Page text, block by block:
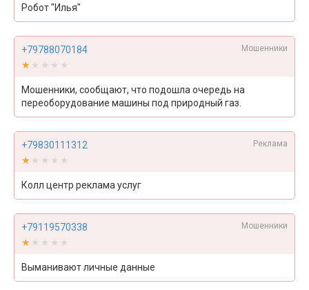
Робот "Илья"
+79788070184 Мошенники
★★★★★
★★★★★
Мошенники, сообщают, что подошла очередь на
переоборудование машины под природный газ.
+79830111312 Реклама
★★★★★
★★★★★
Колл центр реклама услуг
+79119570338 Мошенники
★★★★★
★★★★★
Выманивают личные данные